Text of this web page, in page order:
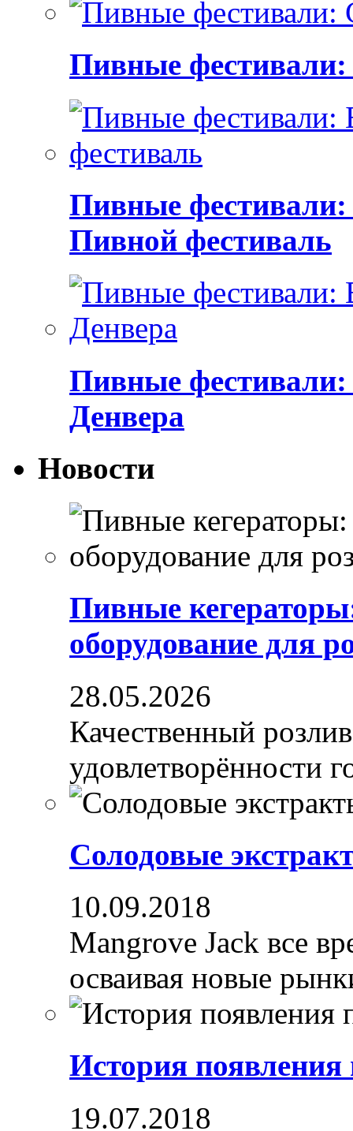
Пивные фестивали:
Пивные
Пивной фестиваль
Пивные фестивали:
Денвера
Новости
Пивные
оборудование для
28.05.2026
Качественный
удовлетворённости
Солодовые
10.09.2018
Mangrove Jack все
осваивая новые
История появления
19.07.2018